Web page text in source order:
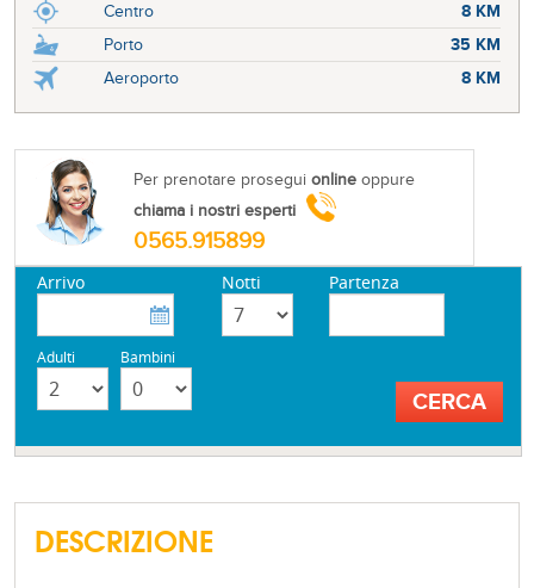
Centro
8 KM
Porto
35 KM
Aeroporto
8 KM
Per prenotare proseguionline oppure
chiama i nostri esperti
0565.915899
Arrivo Notti Partenza
Adulti Bambini
DESCRIZIONE